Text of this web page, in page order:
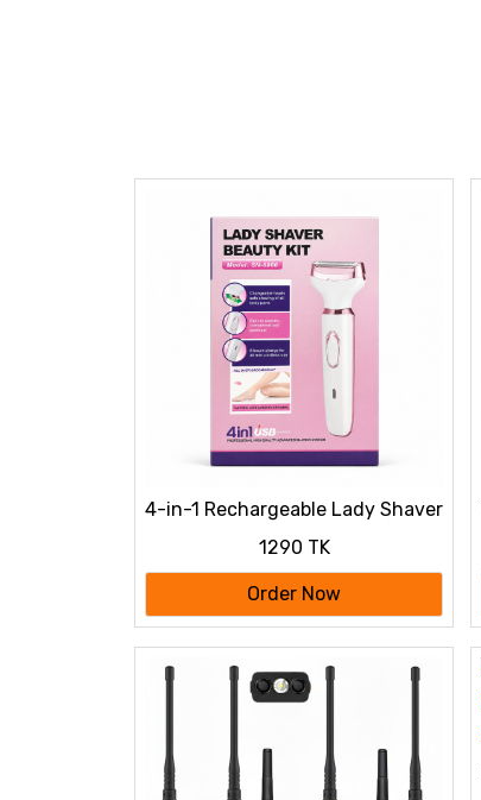
4-in-1 Rechargeable Lady Shaver
Women | Painless Electric Razor,
Eyebrow, Nose & Body Hair
Trimmer (USB Charging)
1290 TK
Order Now